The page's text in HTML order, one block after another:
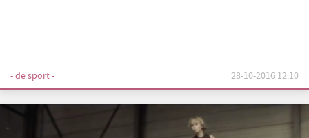
- de sport - 28-10-2016 12:10